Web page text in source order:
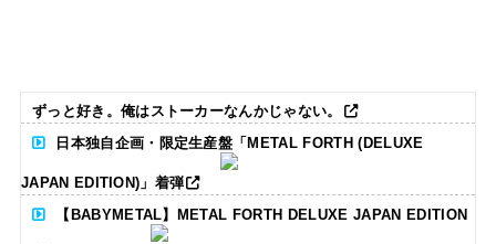
ずっと好き。俺はストーカーなんかじゃない。
日本独自企画・限定生産盤「METAL FORTH (DELUXE
JAPAN EDITION)」着弾
【BABYMETAL】METAL FORTH DELUXE JAPAN EDITION